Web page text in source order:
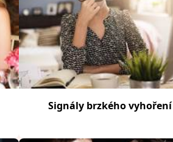
Signály brzkého vyhoření